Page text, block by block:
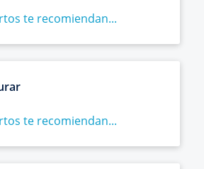
te recomiendan...
te recomiendan...